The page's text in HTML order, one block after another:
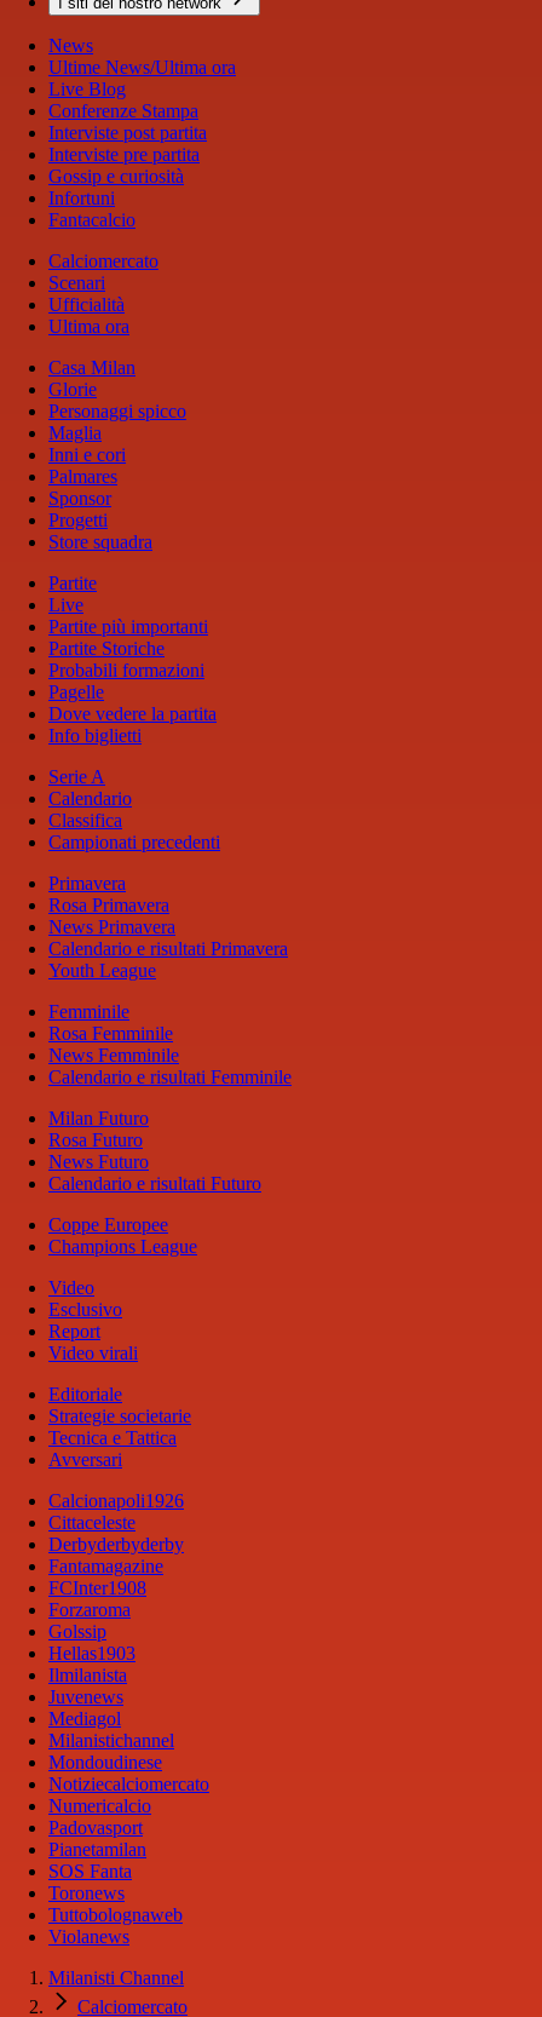
News
Ultime News/Ultima ora
Live Blog
Conferenze Stampa
Interviste post partita
Interviste pre partita
Gossip e curiosità
Infortuni
Fantacalcio
Calciomercato
Scenari
Ufficialità
Ultima ora
Casa Milan
Glorie
Personaggi spicco
Maglia
Inni e cori
Palmares
Sponsor
Progetti
Store squadra
Partite
Live
Partite più importanti
Partite Storiche
Probabili formazioni
Pagelle
Dove vedere la partita
Info biglietti
Serie A
Calendario
Classifica
Campionati precedenti
Primavera
Rosa Primavera
News Primavera
Calendario e risultati Primavera
Youth League
Femminile
Rosa Femminile
News Femminile
Calendario e risultati Femminile
Milan Futuro
Rosa Futuro
News Futuro
Calendario e risultati Futuro
Coppe Europee
Champions League
Video
Esclusivo
Report
Video virali
Editoriale
Strategie societarie
Tecnica e Tattica
Avversari
Calcionapoli1926
Cittaceleste
Derbyderbyderby
Fantamagazine
FCInter1908
Forzaroma
Golssip
Hellas1903
Ilmilanista
Juvenews
Mediagol
Milanistichannel
Mondoudinese
Notiziecalciomercato
Numericalcio
Padovasport
Pianetamilan
SOS Fanta
Toronews
Tuttobolognaweb
Violanews
Milanisti Channel
Calciomercato